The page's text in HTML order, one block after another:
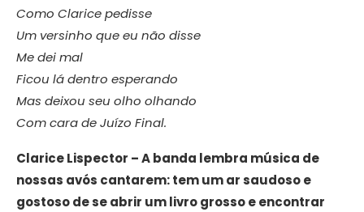
Como Clarice pedisse
Um versinho que eu não disse
Me dei mal
Ficou lá dentro esperando
Mas deixou seu olho olhando
Com cara de Juízo Final.
Clarice Lispector – A banda lembra música de
nossas avós cantarem: tem um ar saudoso e
gostoso de se abrir um livro grosso e encontrar